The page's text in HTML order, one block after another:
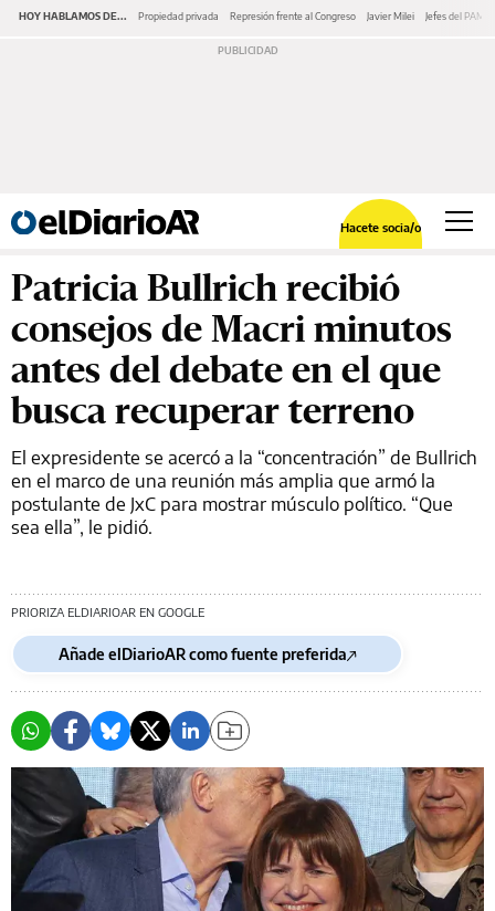
HOY HABLAMOS DE... Propiedad privada Represión frente al Congreso Javier Milei Jefes del PAMI
Hacete socia/o
Patricia Bullrich recibió
consejos de Macri minutos
antes del debate en el que
busca recuperar terreno
El expresidente se acercó a la “concentración” de Bullrich
en el marco de una reunión más amplia que armó la
postulante de JxC para mostrar músculo político. “Que
sea ella”, le pidió.
PRIORIZA ELDIARIOAR EN GOOGLE
Añade elDiarioAR como fuente preferida